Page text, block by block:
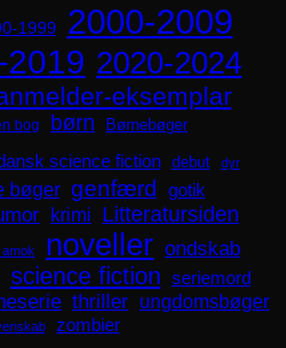
1999 2000-2009
2019 2020-2024
eksemplar
bog børn Børnebøger
science fiction debut dyr
bøger genfærd
gotik
krimi Litteratursiden
amok noveller ondskab
science fiction seriemord
thriller ungdomsbøger
zombier